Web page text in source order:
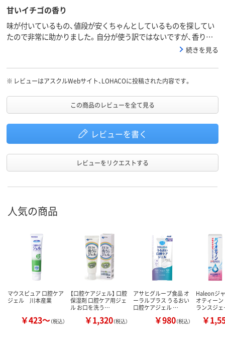
甘いイチゴの香り
味が付いているもの、値段が安くちゃんとしているものを探してい
たので非常に助かりました。自分が使う訳ではないですが、香りは
結構強め、甘いイチゴの香り（スッキリ系ではなく人工感がすごいで
続きを見る
※ レビューはアスクルWebサイト、LOHACOに投稿された内容です。
この商品のレビューを全て見る
レビューを書く
レビューをリクエストする
人気の商品
マウスピュア 口腔ケア
ジェル 川本産業
￥423～（税込）
【口腔ケアジェル】 口腔
保湿剤 口腔ケア用ジェ
ル お口を洗う…
￥1,320（税込）
アサヒグループ食品 オ
ーラルプラス うるおい
口腔ケアジェル …
￥980（税込）
Haleonジ
オティー
ランスジ
￥